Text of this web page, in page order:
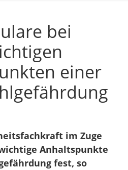
bei
einer
im Zuge
Anhaltspunkte
fest, so